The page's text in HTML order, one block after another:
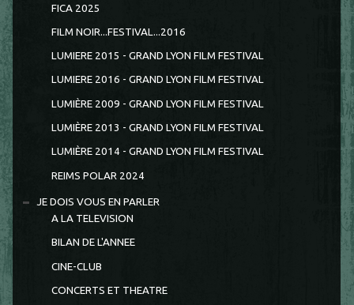
FICA 2025
FILM NOIR...FESTIVAL...2016
LUMIERE 2015 - GRAND LYON FILM FESTIVAL
LUMIERE 2016 - GRAND LYON FILM FESTIVAL
LUMIÈRE 2009 - GRAND LYON FILM FESTIVAL
LUMIÈRE 2013 - GRAND LYON FILM FESTIVAL
LUMIÈRE 2014 - GRAND LYON FILM FESTIVAL
REIMS POLAR 2024
JE DOIS VOUS EN PARLER
A LA TELEVISION
BILAN DE L'ANNEE
CINE-CLUB
CONCERTS ET THEATRE